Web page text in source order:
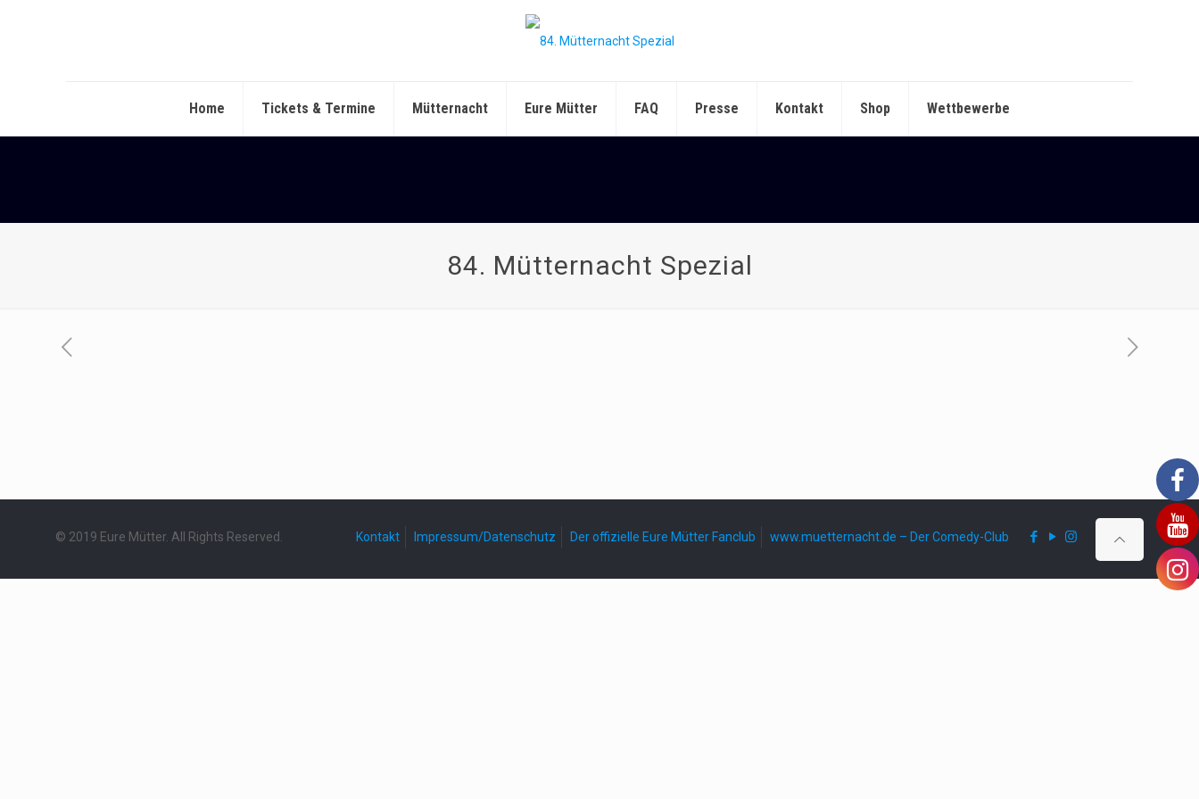
Home Tickets & Termine Mütternacht Eure Mütter FAQ Presse Kontakt Shop Wettbewerbe
84. Mütternacht Spezial
© 2019 Eure Mütter. All Rights Reserved. Kontakt Impressum/Datenschutz Der offizielle Eure Mütter Fanclub www.muetternacht.de – Der Comedy-Club